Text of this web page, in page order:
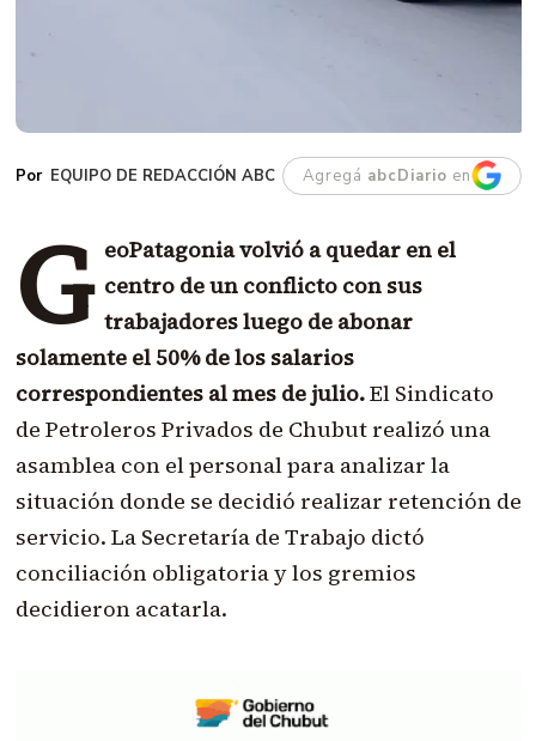
EQUIPO DE REDACCIÓN ABC Agregá abcDiario en
G eoPatagonia volvió a quedar en el
centro de un conflicto con sus
trabajadores luego de abonar
solamente el 50% de los salarios
correspondientes al mes de julio.El Sindicato
de Petroleros Privados de Chubut realizó una
asamblea con el personal para analizar la
situación donde se decidió realizar retención de
servicio. La Secretaría de Trabajo dictó
conciliación obligatoria y los gremios
decidieron acatarla.